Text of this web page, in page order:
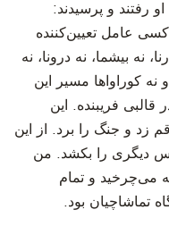
رفتند و پرسیدند:
عامل تعیین‌کننده
نه بیشما، نه درونا، نه
و نه کوراواها مسیر این
قالبی فریبنده. این
زد و جنگ را برد. از این
دیگری را بکشد. من
می‌چرخید و تمام
تماشاچیان بود.